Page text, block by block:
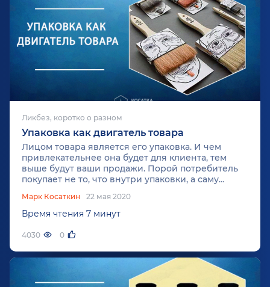
Ликбез, коротко о разном
Упаковка как двигатель товара
Лицом товара является его упаковка. И чем
привлекательнее она будет для клиента, тем
выше будут ваши продажи. Порой потребитель
покупает не то, что внутри упаковки, а саму
стоитпровести SWOT-анализ
можете ли вы конкурировать на рынке.
Марк Косаткин 22 мая 2020
Время чтения 7 минут
4030 0